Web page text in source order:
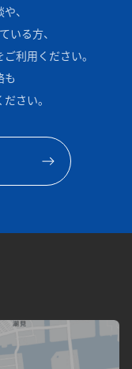
、
いる方、
利用ください。
も
さい。